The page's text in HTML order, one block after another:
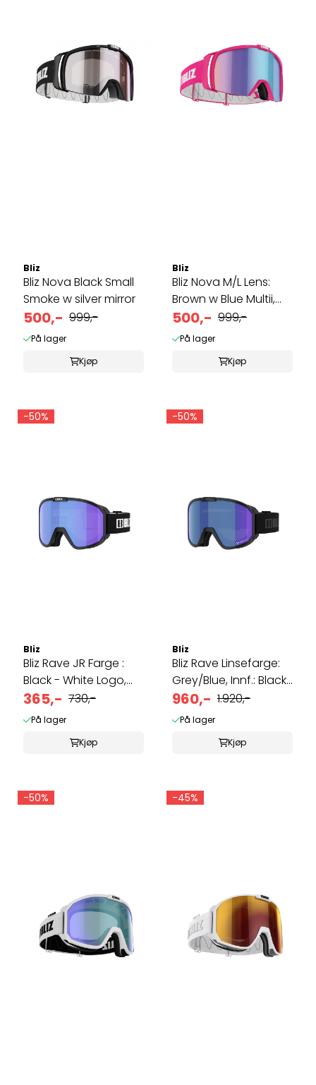
Bliz
Bliz Nova Black Small
Smoke w silver mirror
500,- 999,-
På lager
Kjøp
Bliz
Bliz Nova M/L Lens:
Brown w Blue Multii,
Farge: ...
500,- 999,-
På lager
Kjøp
-50%
Bliz
Bliz Rave JR Farge :
Black - White Logo,
Light ...
365,- 730,-
På lager
Kjøp
-50%
Bliz
Bliz Rave Linsefarge:
Grey/Blue, Innf.: Black
- ...
960,- 1.920,-
På lager
Kjøp
-50% -45%